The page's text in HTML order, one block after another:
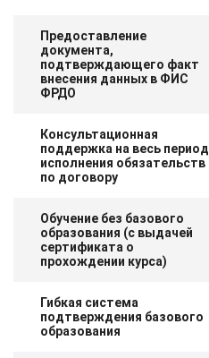
Предоставление
документа,
подтверждающего факт
внесения данных в ФИС
ФРДО
Консультационная
поддержка на весь период
исполнения обязательств
по договору
Обучение без базового
образования (с выдачей
сертификата о
прохождении курса)
Гибкая система
подтверждения базового
образования